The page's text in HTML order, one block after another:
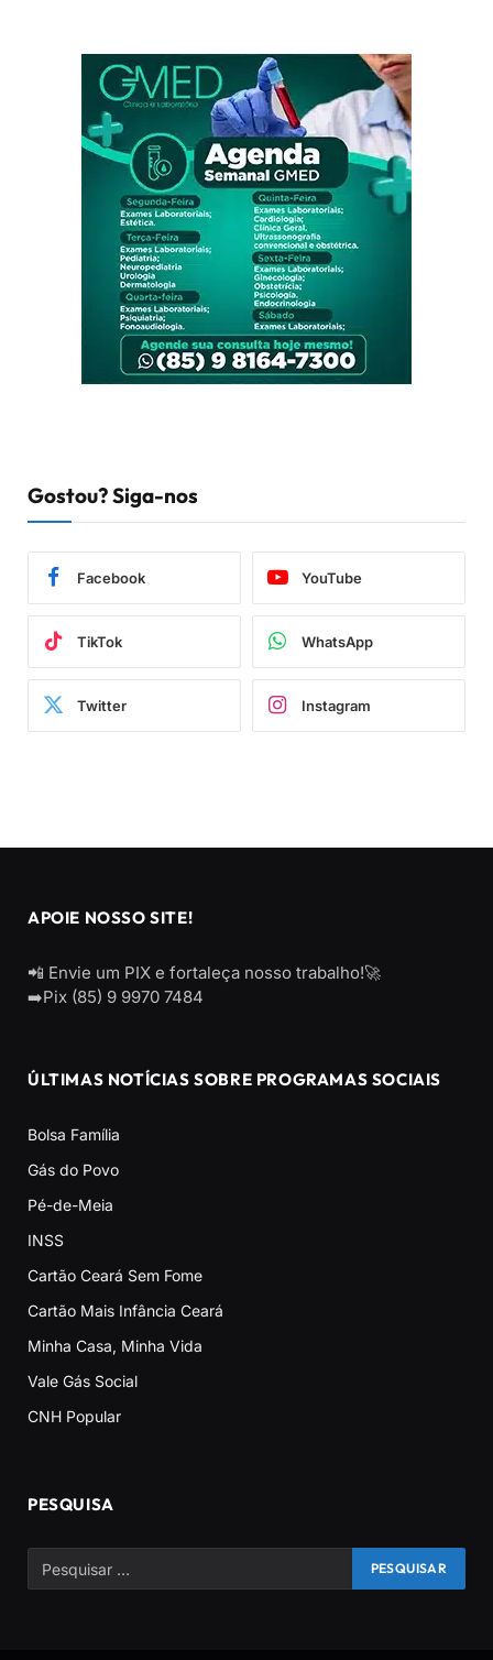
Gostou? Siga-nos
Facebook YouTube
TikTok WhatsApp
Twitter Instagram
APOIE NOSSO SITE!
📲 Envie um PIX e fortaleça nosso trabalho!🚀
➡️Pix (85) 9 9970 7484
ÚLTIMAS NOTÍCIAS SOBRE PROGRAMAS SOCIAIS
Bolsa Família
Gás do Povo
Pé-de-Meia
INSS
Cartão Ceará Sem Fome
Cartão Mais Infância Ceará
Minha Casa, Minha Vida
Vale Gás Social
CNH Popular
PESQUISA